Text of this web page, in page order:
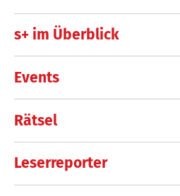
s+ im Überblick
Events
Rätsel
Leserreporter